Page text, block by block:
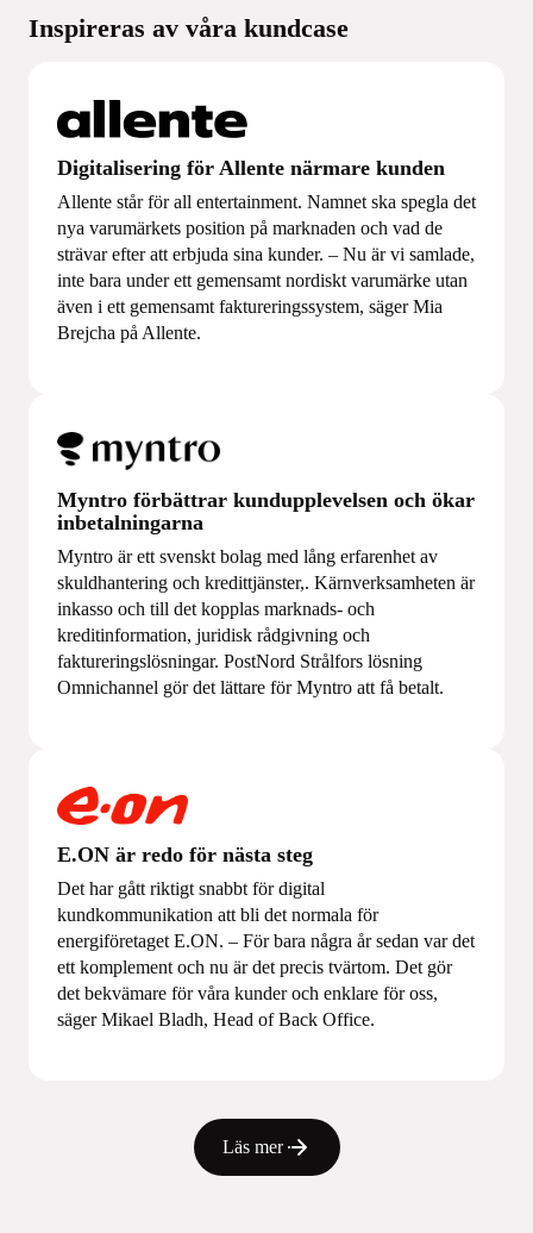
Inspireras av våra kundcase
Digitalisering för Allente närmare kunden
Allente står för all entertainment. Namnet ska spegla det
nya varumärkets position på marknaden och vad de
strävar efter att erbjuda sina kunder. – Nu är vi samlade,
inte bara under ett gemensamt nordiskt varumärke utan
även i ett gemensamt faktureringssystem, säger Mia
Brejcha på Allente.
Myntro förbättrar kundupplevelsen och ökar
inbetalningarna
Myntro är ett svenskt bolag med lång erfarenhet av
skuldhantering och kredittjänster,. Kärnverksamheten är
inkasso och till det kopplas marknads- och
kreditinformation, juridisk rådgivning och
faktureringslösningar. PostNord Strålfors lösning
Omnichannel gör det lättare för Myntro att få betalt.
E.ON är redo för nästa steg
Det har gått riktigt snabbt för digital
kundkommunikation att bli det normala för
energiföretaget E.ON. – För bara några år sedan var det
ett komplement och nu är det precis tvärtom. Det gör
det bekvämare för våra kunder och enklare för oss,
säger Mikael Bladh, Head of Back Office.
Läs mer